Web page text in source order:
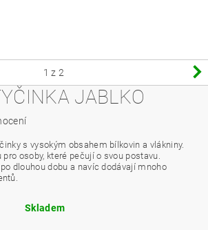
1 z 2
JABLKO
s vysokým obsahem bílkovin a vlákniny.
osoby, které pečují o svou postavu.
dlouhou dobu a navíc dodávají mnoho
Skladem